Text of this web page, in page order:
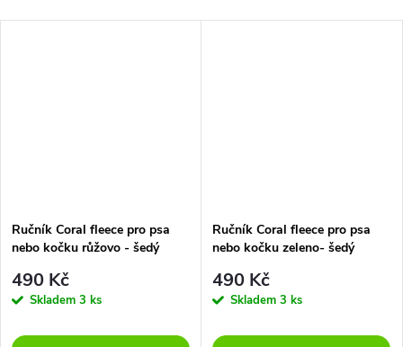
Ručník Coral fleece pro psa
nebo kočku růžovo - šedý
490 Kč
Skladem 3 ks
Ručník Coral fleece pro psa
nebo kočku zeleno- šedý
490 Kč
Skladem 3 ks